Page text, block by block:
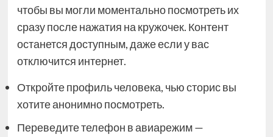
чтобы вы могли моментально посмотреть их
сразу после нажатия на кружочек. Контент
останется доступным, даже если у вас
отключится интернет.
Откройте профиль человека, чью сторис вы
хотите анонимно посмотреть.
Переведите телефон в авиарежим —